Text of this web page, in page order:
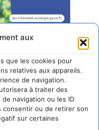
aux
que les cookies pour
relatives aux appareils.
de navigation.
à traiter des
navigation ou les ID
consentir ou de retirer son
sur certaines
et Logementrecrutent,
durable avec nous:
?